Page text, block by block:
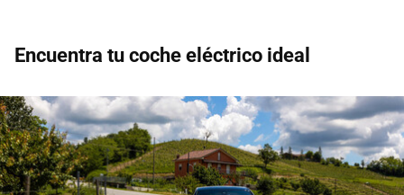
Encuentra tu coche eléctrico ideal